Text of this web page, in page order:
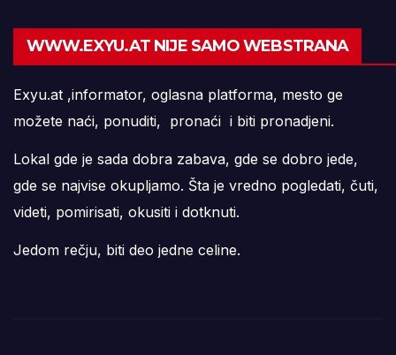
WWW.EXYU.AT NIJE SAMO WEBSTRANA
Exyu.at ,informator, oglasna platforma, mesto ge
možete naći, ponuditi, pronaći i biti pronadjeni.
Lokal gde je sada dobra zabava, gde se dobro jede,
gde se najvise okupljamo. Šta je vredno pogledati, čuti,
videti, pomirisati, okusiti i dotknuti.
Jedom rečju, biti deo jedne celine.